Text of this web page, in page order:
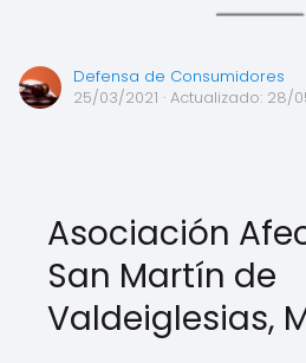
Defensa de Consumidores
25/03/2021 · Actualizado: 28/
Asociación
San Martín de
Valdeiglesias,